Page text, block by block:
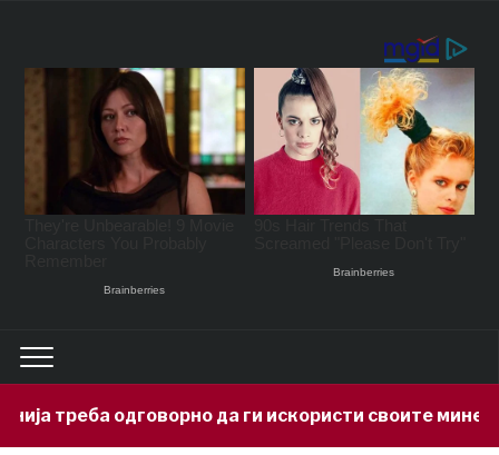
да ги искористи своите минерални богатства